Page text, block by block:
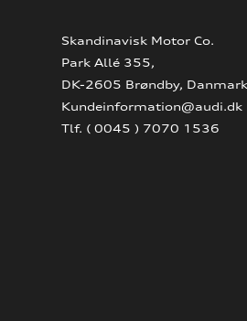
Skandinavisk Motor Co.
Park Allé 355,
DK-2605 Brøndby, Danmark
Kundeinformation@audi.dk
Tlf. ( 0045 ) 7070 1536